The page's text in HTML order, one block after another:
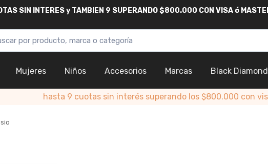
SIN INTERES y TAMBIEN 9 SUPERANDO $800.000 CON VISAó
Mujeres Niños Accesorios Marcas Black Diamond
hasta 9 cuotas sin interés superando los $800.000 con